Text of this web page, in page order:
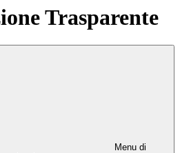
Trasparente
Menu di